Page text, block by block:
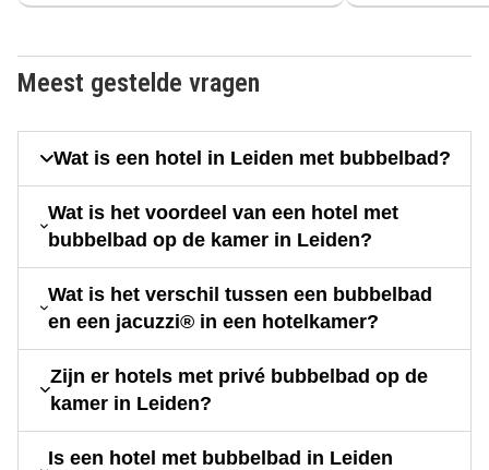
Meest gestelde vragen
Wat is een hotel in Leiden met bubbelbad?
Wat is het voordeel van een hotel met
bubbelbad op de kamer in Leiden?
Wat is het verschil tussen een bubbelbad
en een jacuzzi® in een hotelkamer?
Zijn er hotels met privé bubbelbad op de
kamer in Leiden?
Is een hotel met bubbelbad in Leiden